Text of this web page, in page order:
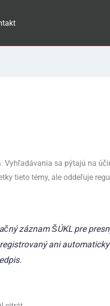
sa pýtajú na
tieto témy, ale oddeľuje
záznam ŠÚKL pre
ani